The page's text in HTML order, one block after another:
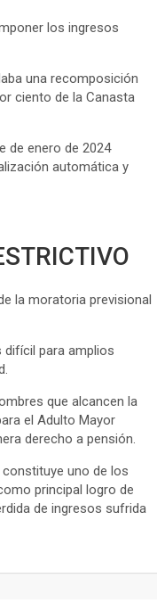
los ingresos
una recomposición
ciento de la Canasta
de enero de 2024
automática y
la moratoria previsional
difícil para amplios
que alcancen la
el Adulto Mayor
derecho a pensión.
constituye uno de los
principal logro de
de ingresos sufrida